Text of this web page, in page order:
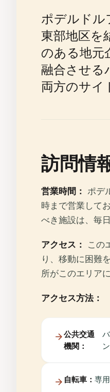
ポデルドル
東部地区を
のある地元
融合させる
両方のサイ
訪問情
営業時間： ポデ
時まで営業して
べき施設は、毎
アクセス：
この
り、移動に困難
所がこのエリア
アクセス方法：
公共交通
機関：
自転車： 専